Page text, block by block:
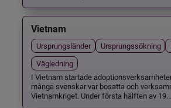
Vietnam
Ursprungsländer Ursprungssökning
Vägledning
I Vietnam startade
många svenskar var bosatta och
Vietnamkriget. Under första hälften av 19...